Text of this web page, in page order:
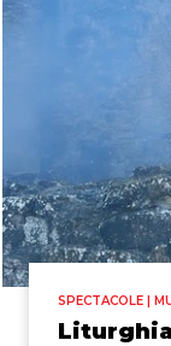
SPECTACOLE |